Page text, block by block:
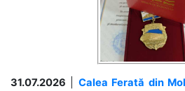
31.07.2026
Calea Ferată din